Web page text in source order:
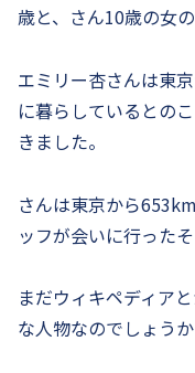
歳と、さん10歳の女
エミリー杏さんは東
に暮らしているとの
きました。
さんは東京から
ッフが会いに行ったそ
まだウィキペディア
な人物なのでしょうか